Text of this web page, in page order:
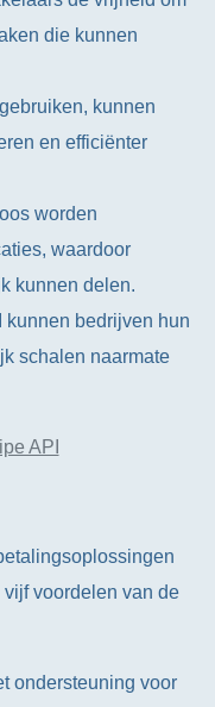
die kunnen
kunnen
en efficiënter
worden
waardoor
kunnen delen.
kunnen bedrijven hun
schalen naarmate
API
voordelen van de
ondersteuning voor